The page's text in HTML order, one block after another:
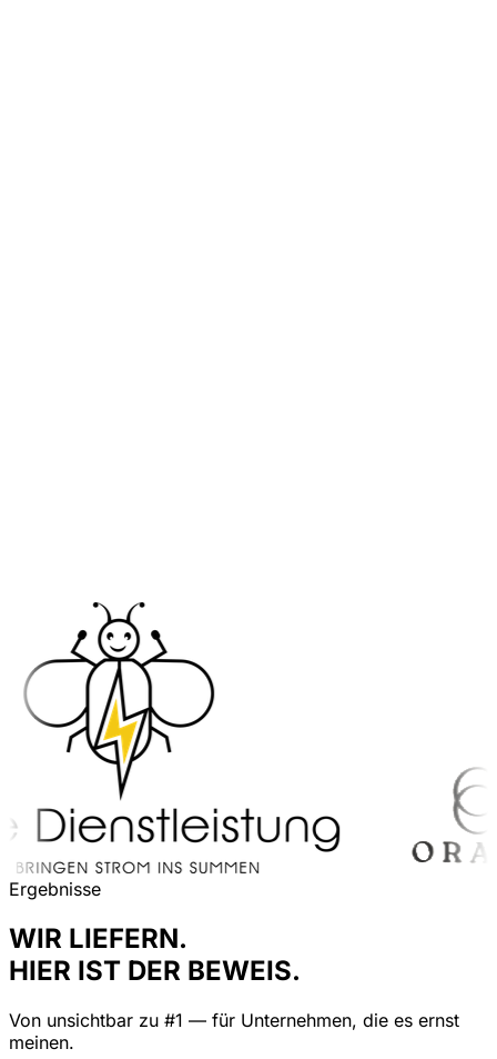
Ergebnisse
WIR LIEFERN.
HIER IST DER BEWEIS.
Von unsichtbar zu #1 — für Unternehmen, die es ernst
meinen.